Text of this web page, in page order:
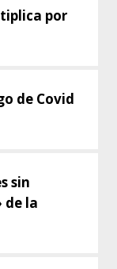
por
de Covid
sin
de la